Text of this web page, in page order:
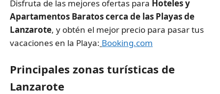
Disfruta de las mejores ofertas para Hoteles y
Apartamentos Baratos cerca de las Playas de
Lanzarote, y obtén el mejor precio para pasar tus
vacaciones en la Playa: Booking.com
Principales zonas turísticas de
Lanzarote